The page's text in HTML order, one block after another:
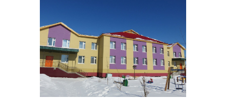
реализация неликвидов